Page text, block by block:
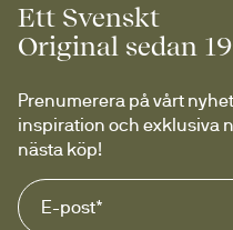
Ett Svenskt
Original sedan
Prenumerera på vårt
inspiration och exklusiva
nästa köp!